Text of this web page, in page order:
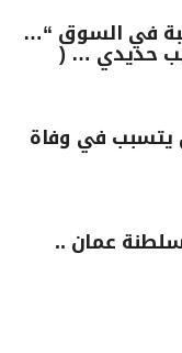
في السوق “…
حديدي … (
يتسبب في وفاة
عمان ..